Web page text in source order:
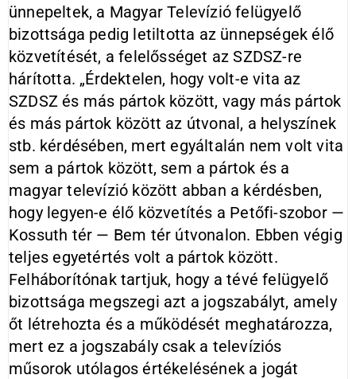
ünnepeltek, a Magyar Televízió felügyelő
bizottsága pedig letiltotta az ünnepségek élő
közvetítését, a felelősséget az SZDSZ-re
hárította. „Érdektelen, hogy volt-e vita az
SZDSZ és más pártok között, vagy más pártok
és más pártok között az útvonal, a helyszínek
stb. kérdésében, mert egyáltalán nem volt vita
sem a pártok között, sem a pártok és a
magyar televízió között abban a kérdésben,
hogy legyen-e élő közvetítés a Petőfi-szobor —
Kossuth tér — Bem tér útvonalon. Ebben végig
teljes egyetértés volt a pártok között.
Felháborítónak tartjuk, hogy a tévé felügyelő
bizottsága megszegi azt a jogszabályt, amely
őt létrehozta és a működését meghatározza,
mert ez a jogszabály csak a televíziós
műsorok utólagos értékelésének a jogát